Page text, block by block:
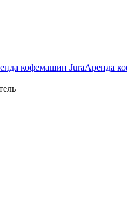
кофемашин JuraАренда